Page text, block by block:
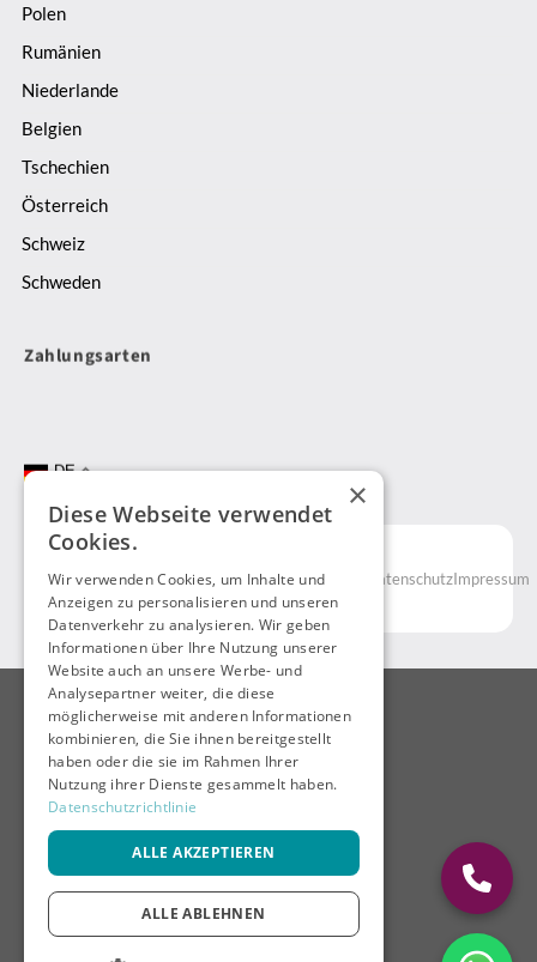
Polen
Rumänien
Niederlande
Belgien
Tschechien
Österreich
Schweiz
Schweden
Zahlungsarten
DE
NavidEx
DatenschutzImpressum
×
Diese Webseite verwendet
Cookies.
Wir verwenden Cookies, um Inhalte und
Anzeigen zu personalisieren und unseren
Datenverkehr zu analysieren. Wir geben
Informationen über Ihre Nutzung unserer
Website auch an unsere Werbe- und
Analysepartner weiter, die diese
möglicherweise mit anderen Informationen
kombinieren, die Sie ihnen bereitgestellt
haben oder die sie im Rahmen Ihrer
Nutzung ihrer Dienste gesammelt haben.
Datenschutzrichtlinie
ALLE AKZEPTIEREN
ALLE ABLEHNEN